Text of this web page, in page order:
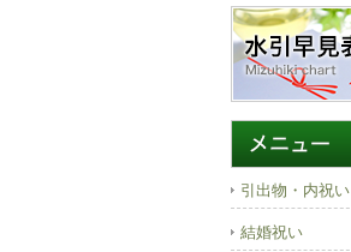
引出物・内祝い
結婚祝い